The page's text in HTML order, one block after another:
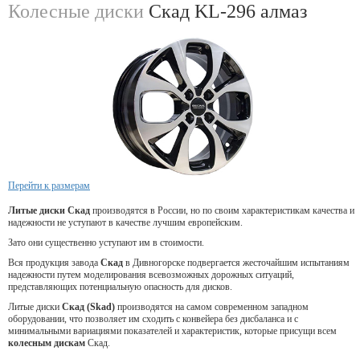
Колесные диски Скад KL-296 алмаз
Перейти к размерам
Литые диски Скад производятся в России, но по своим характеристикам качества и
надежности не уступают в качестве лучшим европейским.
Зато они существенно уступают им в стоимости.
Вся продукция завода Скад в Дивногорске подвергается жесточайшим испытаниям
надежности путем моделирования всевозможных дорожных ситуаций,
представляющих потенциальную опасность для дисков.
Литые диски Скад (Skad) производятся на самом современном западном
оборудовании, что позволяет им сходить с конвейера без дисбаланса и с
минимальными вариациями показателей и характеристик, которые присущи всем
колесным дискам Скад.